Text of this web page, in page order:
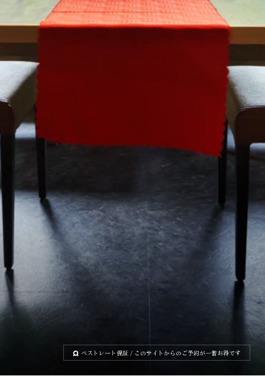
ベストレート保証 / このサイトからのご予約が一番お得です